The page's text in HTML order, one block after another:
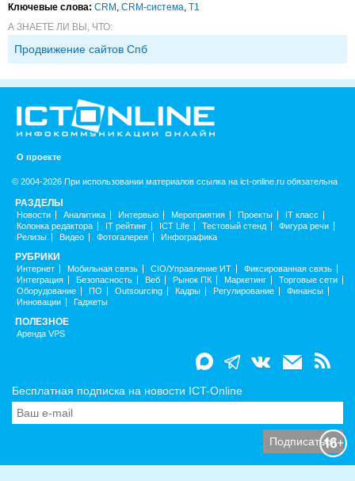
Ключевые слова: CRM , CRM-система, Т1
А ЗНАЕТЕ ЛИ ВЫ, ЧТО:
Продвижение сайтов Спб
О проекте
© 2004-2026 При использовании материалов ссылка на ict-online.ru обязательна
РАЗДЕЛЫ
Новости Аналитика Интервью Мероприятия Проекты
IT класс
Колонка редактора
IT рейтинг ICT Life Тестовый стенд
Фигура речи
Релизы
Видео Фотогалерея Инфографика
РУБРИКИ
Интернет Мобильная связь CIO/Управление ИТ
Фиксированная связь
Интеграция
Безопасность Веб Рынок ПК Маркетинг
Торговые сети
Оборудование
ПО Outsourcing Кадры Регулирование
Финансы
Инновации
Гаджеты
ПОЛЕЗНОЕ
Аренда VPS
Бесплатная подписка на новости ICT-Online